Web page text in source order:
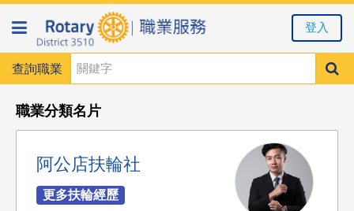
查詢職業
登入
職業分類名片
阿公店扶輪社